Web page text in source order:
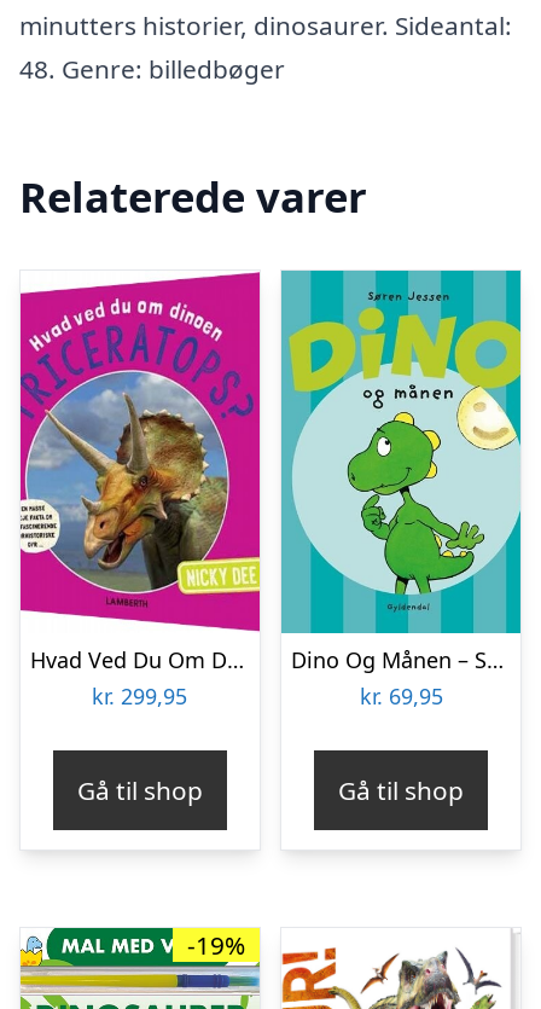
minutters historier, dinosaurer. Sideantal:
48. Genre: billedbøger
Relaterede varer
Hvad Ved Du Om Dinoen Triceratops? – Nicky Dee – Bog
kr. 299,95
Gå til shop
Dino Og Månen – Søren Jessen – Bog
kr. 69,95
Gå til shop
-19%